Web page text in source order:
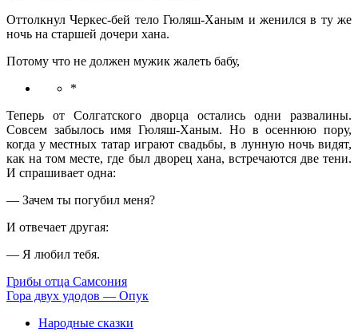
Оттолкнул Черкес-бей тело Гюляш-Ханым и женился в ту же
ночь на старшей дочери хана.
Потому что не должен мужик жалеть бабу,
*
Теперь от Солгатского дворца остались одни развалины.
Совсем забылось имя Гюляш-Ханым. Но в осеннюю пору,
когда у местных татар играют свадьбы, в лунную ночь видят,
как на том месте, где был дворец хана, встречаются две тени.
И спрашивает одна:
— Зачем ты погубил меня?
И отвечает другая:
— Я любил тебя.
Грибы отца Самсония
Гора двух удодов — Опук
Народные сказки